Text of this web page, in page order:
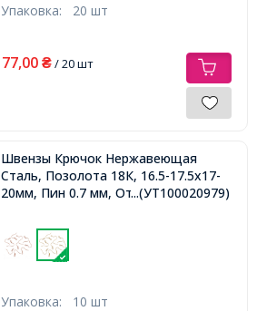
Упаковка: 20 шт
77,00 ₴/ 20 шт
Швензы Крючок Нержавеющая
Сталь, Позолота 18К, 16.5-17.5х17-
20мм, Пин 0.7 мм, Отверстие 2мм,
...(УТ100020979)
Упаковка: 10 шт